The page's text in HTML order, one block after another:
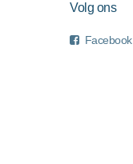
Volg ons
Facebook